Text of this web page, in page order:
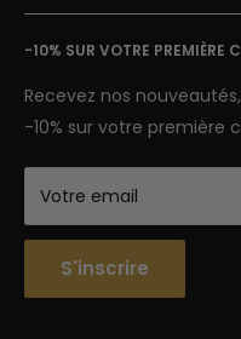
Conditions Générales de
Suivi de colis
Nous contacter
E-mail:
7 jours sur 7
Semaine : 9h-18h | Week-
-10% SUR VOTRE PREMIÈRE
Recevez nos
-10% sur votre première
Votre email
S'inscrire